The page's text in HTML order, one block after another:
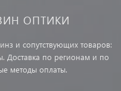
ОПТИКИ
и сопутствующих товаров:
Доставка по регионам и по
методы оплаты.